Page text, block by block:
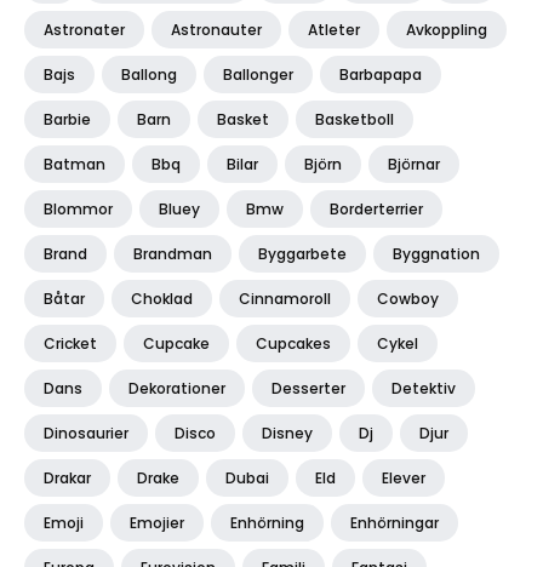
Astronater Astronauter Atleter Avkoppling
Bajs Ballong Ballonger Barbapapa
Barbie Barn Basket Basketboll
Batman Bbq Bilar Björn Björnar
Blommor Bluey Bmw Borderterrier
Brand Brandman Byggarbete Byggnation
Båtar Choklad Cinnamoroll Cowboy
Cricket Cupcake Cupcakes Cykel
Dans Dekorationer Desserter Detektiv
Dinosaurier Disco Disney Dj Djur
Drakar Drake Dubai Eld Elever
Emoji Emojier Enhörning Enhörningar